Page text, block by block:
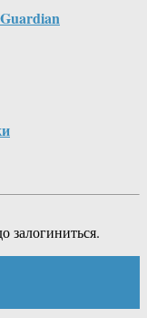
залогиниться.